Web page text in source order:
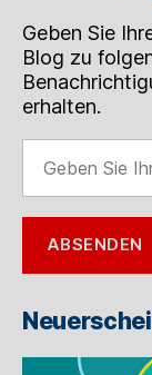
Geben Sie
Blog zu
erhalten.
Sie
Ihre
E-
Mail-
Adresse
ABSENDEN